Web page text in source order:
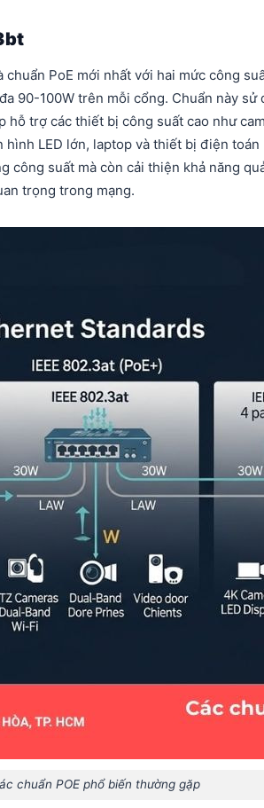
chuẩn PoE mới nhất với hai mức công
90-100W trên mỗi cổng. Chuẩn này
trợ các thiết bị công suất cao như
LED lớn, laptop và thiết bị điện toán
công suất mà còn cải thiện khả năng
trọng trong mạng.​
chuẩn POE phổ biến thường gặp